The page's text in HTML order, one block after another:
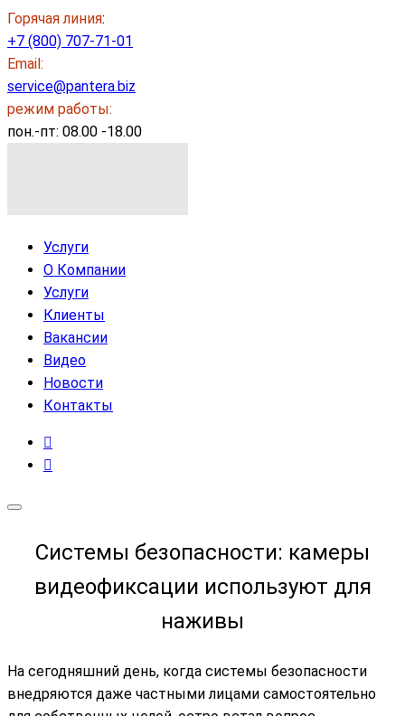
Горячая линия:
+7 (800) 707-71-01
Email:
service@pantera.biz
режим работы:
пон.-пт: 08.00 -18.00
Услуги
О Компании
Услуги
Клиенты
Вакансии
Видео
Новости
Контакты
Системы безопасности: камеры
видеофиксации используют для
наживы
На сегодняшний день, когда системы безопасности
внедряются даже частными лицами самостоятельно